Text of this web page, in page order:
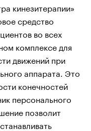
кинезитерапии»
средство
во всех
комплексе для
движений при
аппарата. Это
конечностей
персонального
позволит